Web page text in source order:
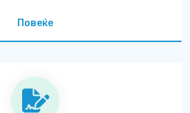
Повеќе